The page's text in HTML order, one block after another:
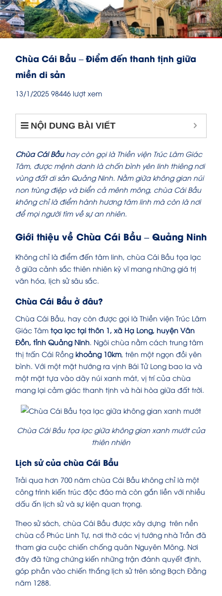
Chùa Cái Bầu – Điểm đến thanh tịnh giữa
miền di sản
13/1/2025 98446 lượt xem
NỘI DUNG BÀI VIẾT
Chùa Cái Bầuhay còn gọi là Thiền viện Trúc Lâm Giác
Tâm, được mệnh danh là chốn bình yên linh thiêng nơi
vùng đất di sản Quảng Ninh. Nằm giữa không gian núi
non trùng điệp và biển cả mênh mông, chùa Cái Bầu
không chỉ là điểm hành hương tâm linh mà còn là nơi
để mọi người tìm về sự an nhiên.
Giới thiệu về Chùa Cái Bầu – Quảng Ninh
Không chỉ là điểm đến tâm linh, chùa Cái Bầu tọa lạc
ở giữa cảnh sắc thiên nhiên kỳ vĩ mang những giá trị
văn hóa, lịch sử sâu sắc.
Chùa Cái Bầu ở đâu?
Chùa Cái Bầu, hay còn được gọi là Thiền viện Trúc Lâm
Giác Tâm tọa lạc tại thôn 1, xã Hạ Long, huyện Vân
Đồn, tỉnh Quảng Ninh. Ngôi chùa nằm cách trung tâm
thị trấn Cái Rồng khoảng 10km, trên một ngọn đồi yên
bình. Với một mặt hướng ra vịnh Bái Tử Long bao la và
một mặt tựa vào dãy núi xanh mát, vị trí của chùa
mang lại cảm giác thanh tịnh và hài hòa giữa đất trời.
Chùa Cái Bầu tọa lạc giữa không gian xanh mướt của
thiên nhiên
Lịch sử của chùa Cái Bầu
Trải qua hơn 700 năm chùa Cái Bầu không chỉ là một
công trình kiến trúc độc đáo mà còn gắn liền với nhiều
dấu ấn lịch sử và sự kiện quan trọng.
Theo sử sách, chùa Cái Bầu được xây dựng trên nền
chùa cổ Phúc Linh Tự, nơi thờ các vị tướng nhà Trần đã
tham gia cuộc chiến chống quân Nguyên Mông. Nơi
đây đã từng chứng kiến những trận đánh quyết định,
góp phần vào chiến thắng lịch sử trên sông Bạch Đằng
năm 1288.